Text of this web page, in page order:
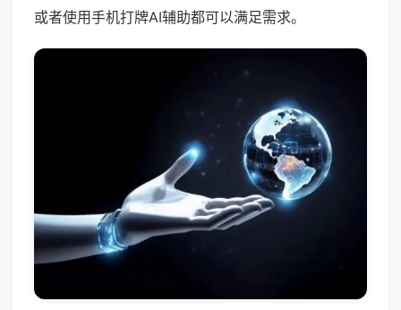
或者使用手机打牌AI辅助都可以满足需求。